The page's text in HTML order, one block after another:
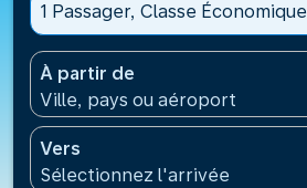
1 Passager, Classe Économique
À partir de
Ville, pays ou aéroport
Vers
Sélectionnez l'arrivée